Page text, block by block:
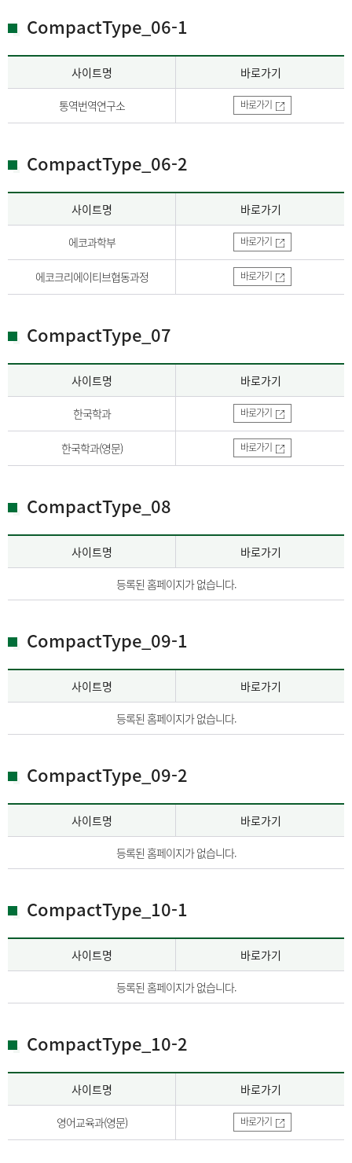
CompactType_06-1
사이트명 바로가기
통역번역연구소 바로가기
CompactType_06-2
사이트명 바로가기
에코과학부 바로가기
에코크리에이티브협동과정 바로가기
CompactType_07
사이트명 바로가기
한국학과 바로가기
한국학과(영문) 바로가기
CompactType_08
사이트명 바로가기
등록된 홈페이지가 없습니다.
CompactType_09-1
사이트명 바로가기
등록된 홈페이지가 없습니다.
CompactType_09-2
사이트명 바로가기
등록된 홈페이지가 없습니다.
CompactType_10-1
사이트명 바로가기
등록된 홈페이지가 없습니다.
CompactType_10-2
사이트명 바로가기
영어교육과(영문) 바로가기